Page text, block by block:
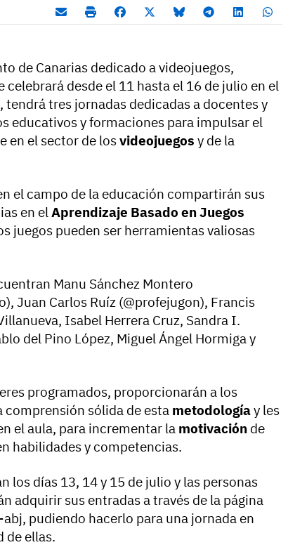
de Canarias dedicado a videojuegos,
celebrará desde el 11 hasta el 16 de julio en el
, tendrá tres jornadas dedicadas a docentes y
educativos y formaciones para impulsar el
en el sector de losvideojuegos y de la
el campo de la educación compartirán sus
en elAprendizaje Basado en Juegos
juegos pueden ser herramientas valiosas
Manu Sánchez Montero
Juan Carlos Ruíz (@profejugon), Francis
Isabel Herrera Cruz, Sandra I.
del Pino López, Miguel Ángel Hormiga y
programados, proporcionarán a los
comprensión sólida de esta metodologíay les
el aula, para incrementar la motivación de
habilidades y competencias.
los días 13, 14 y 15 de julio y las personas
adquirir sus entradas a través de la página
pudiendo hacerlo para una jornada en
de ellas.